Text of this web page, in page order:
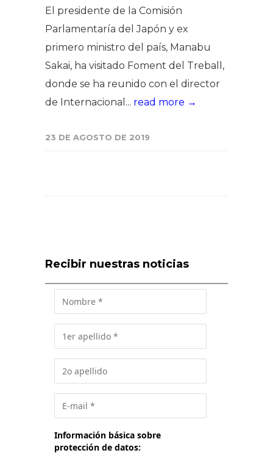
El presidente de la Comisión
Parlamentaría del Japón y ex
primero ministro del país, Manabu
Sakai, ha visitado Foment del Treball,
donde se ha reunido con el director
de Internacional... read more →
23 DE AGOSTO DE 2019
Recibir nuestras noticias
Información básica sobre
protección de datos: